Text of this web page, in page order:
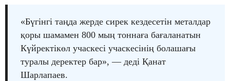
«Бүгінгі таңда жерде сирек кездесетін металдар
қоры шамамен 800 мың тоннаға бағаланатын
Күйректікөл учаскесі учаскесінің болашағы
туралы деректер бар», — деді Қанат
Шарлапаев.